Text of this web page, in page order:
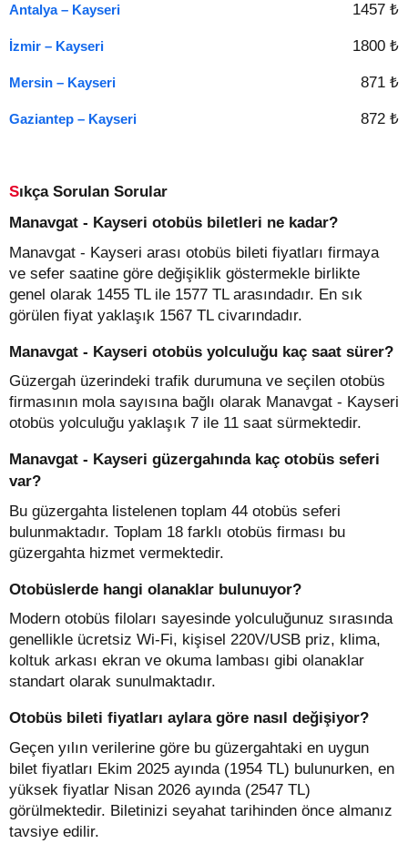
Antalya – Kayseri 1457 ₺
İzmir – Kayseri 1800 ₺
Mersin – Kayseri 871 ₺
Gaziantep – Kayseri 872 ₺
Sıkça Sorulan Sorular
Manavgat - Kayseri otobüs biletleri ne kadar?
Manavgat - Kayseri arası otobüs bileti fiyatları firmaya
ve sefer saatine göre değişiklik göstermekle birlikte
genel olarak 1455 TL ile 1577 TL arasındadır. En sık
görülen fiyat yaklaşık 1567 TL civarındadır.
Manavgat - Kayseri otobüs yolculuğu kaç saat sürer?
Güzergah üzerindeki trafik durumuna ve seçilen otobüs
firmasının mola sayısına bağlı olarak Manavgat - Kayseri
otobüs yolculuğu yaklaşık 7 ile 11 saat sürmektedir.
Manavgat - Kayseri güzergahında kaç otobüs seferi
var?
Bu güzergahta listelenen toplam 44 otobüs seferi
bulunmaktadır. Toplam 18 farklı otobüs firması bu
güzergahta hizmet vermektedir.
Otobüslerde hangi olanaklar bulunuyor?
Modern otobüs filoları sayesinde yolculuğunuz sırasında
genellikle ücretsiz Wi-Fi, kişisel 220V/USB priz, klima,
koltuk arkası ekran ve okuma lambası gibi olanaklar
standart olarak sunulmaktadır.
Otobüs bileti fiyatları aylara göre nasıl değişiyor?
Geçen yılın verilerine göre bu güzergahtaki en uygun
bilet fiyatları Ekim 2025 ayında (1954 TL) bulunurken, en
yüksek fiyatlar Nisan 2026 ayında (2547 TL)
görülmektedir. Biletinizi seyahat tarihinden önce almanız
tavsiye edilir.